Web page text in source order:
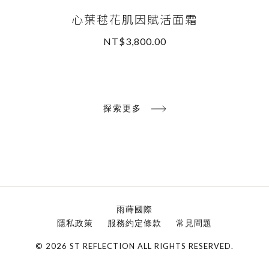
心葉毬花肌因賦活面霜
NT$3,800.00
探索更多
雨蒔國際
隱私政策
服務約定條款 常見問題
© 2026 ST REFLECTION ALL RIGHTS RESERVED.